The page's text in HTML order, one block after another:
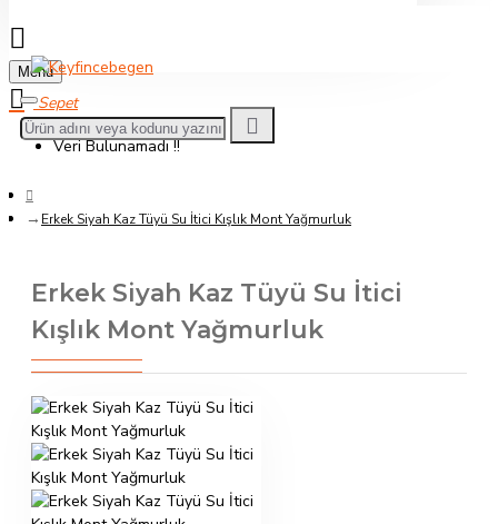
Menu
Veri Bulunamadı !!
Erkek Siyah Kaz Tüyü Su İtici Kışlık Mont Yağmurluk
Erkek Siyah Kaz Tüyü Su İtici
Kışlık Mont Yağmurluk